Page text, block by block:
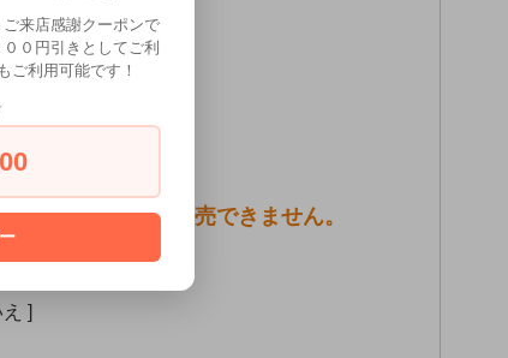
歳未満の方には販売できません。
]
来店感謝クーポンで
０円引きとしてご利
ご利用可能です！